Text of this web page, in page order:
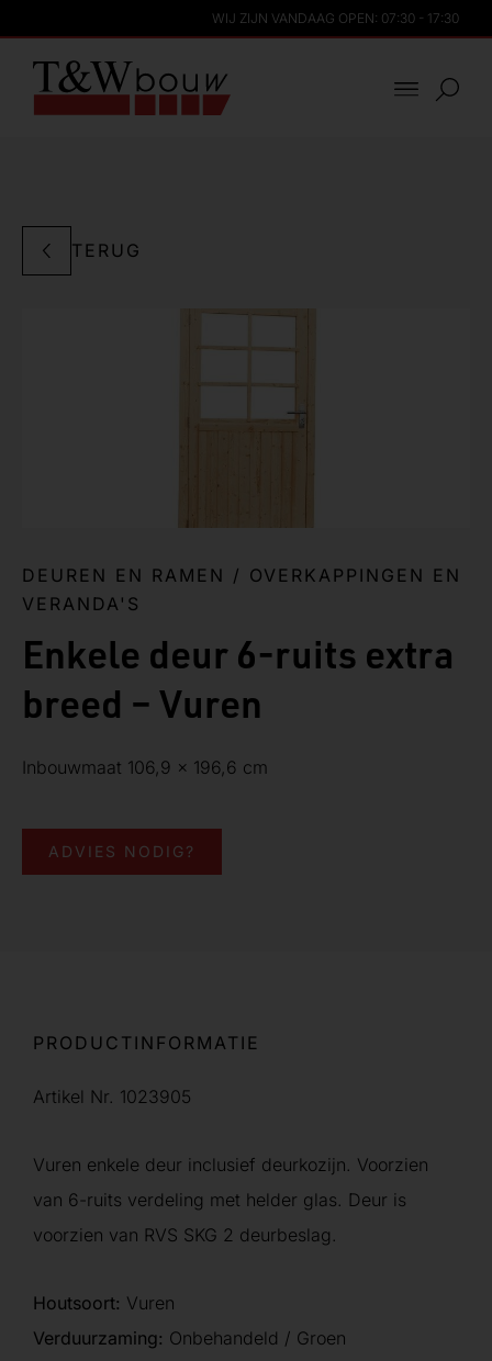
WIJ ZIJN VANDAAG OPEN: 07:30 - 17:30
TERUG
DEUREN EN RAMEN / OVERKAPPINGEN EN
VERANDA'S
Enkele deur 6-ruits extra
breed – Vuren
Inbouwmaat 106,9 x 196,6 cm
ADVIES NODIG?
PRODUCTINFORMATIE
Artikel Nr. 1023905
Vuren enkele deur inclusief deurkozijn. Voorzien
van 6-ruits verdeling met helder glas. Deur is
voorzien van RVS SKG 2 deurbeslag.
Houtsoort: Vuren
Verduurzaming: Onbehandeld / Groen